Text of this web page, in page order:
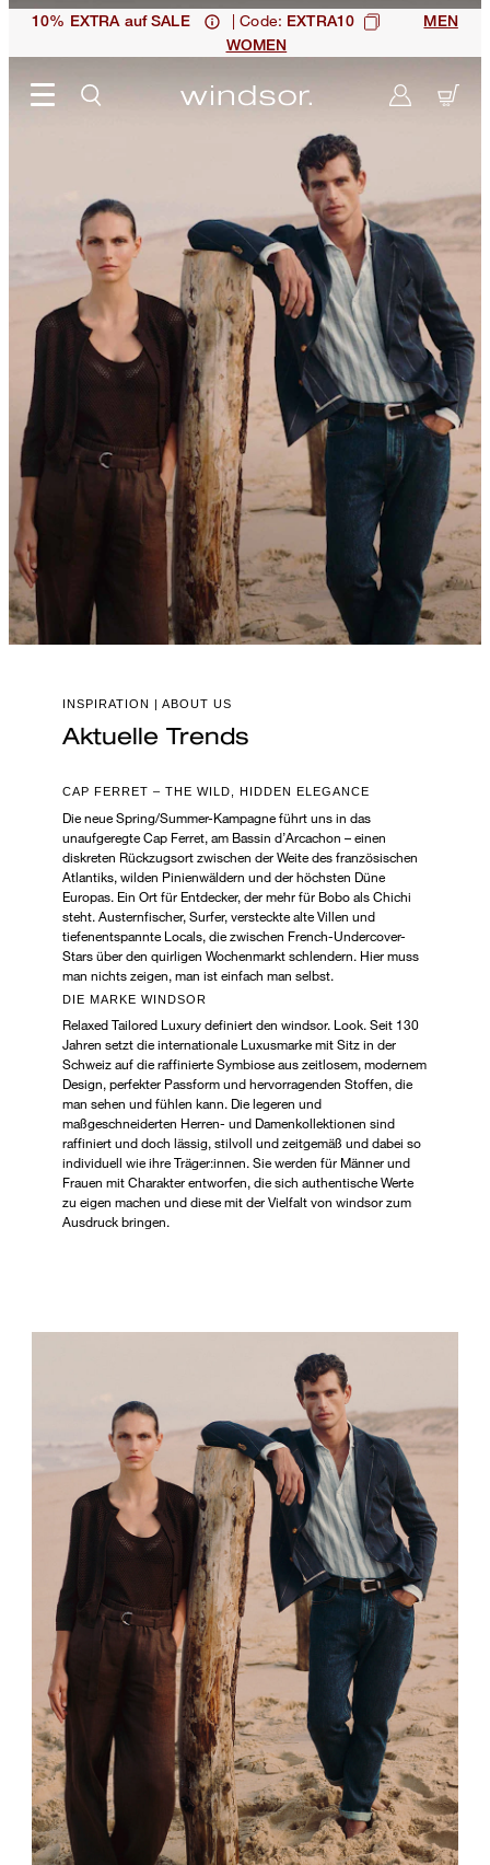
10% EXTRA auf SALE | Code: EXTRA10
MEN
WOMEN
INSPIRATION | ABOUT US
Aktuelle Trends
CAP FERRET – THE WILD, HIDDEN ELEGANCE
Die neue Spring/Summer-Kampagne führt uns in das
unaufgeregte Cap Ferret, am Bassin d’Arcachon – einen
diskreten Rückzugsort zwischen der Weite des französischen
Atlantiks, wilden Pinienwäldern und der höchsten Düne
Europas. Ein Ort für Entdecker, der mehr für Bobo als Chichi
steht. Austernfischer, Surfer, versteckte alte Villen und
tiefenentspannte Locals, die zwischen French-Undercover-
Stars über den quirligen Wochenmarkt schlendern. Hier muss
man nichts zeigen, man ist einfach man selbst.
DIE MARKE WINDSOR
Relaxed Tailored Luxury definiert den windsor. Look. Seit 130
Jahren setzt die internationale Luxusmarke mit Sitz in der
Schweiz auf die raffinierte Symbiose aus zeitlosem, modernem
Design, perfekter Passform und hervorragenden Stoffen, die
man sehen und fühlen kann. Die legeren und
maßgeschneiderten Herren- und Damenkollektionen sind
raffiniert und doch lässig, stilvoll und zeitgemäß und dabei so
individuell wie ihre Träger:innen. Sie werden für Männer und
Frauen mit Charakter entworfen, die sich authentische Werte
zu eigen machen und diese mit der Vielfalt von windsor zum
Ausdruck bringen.